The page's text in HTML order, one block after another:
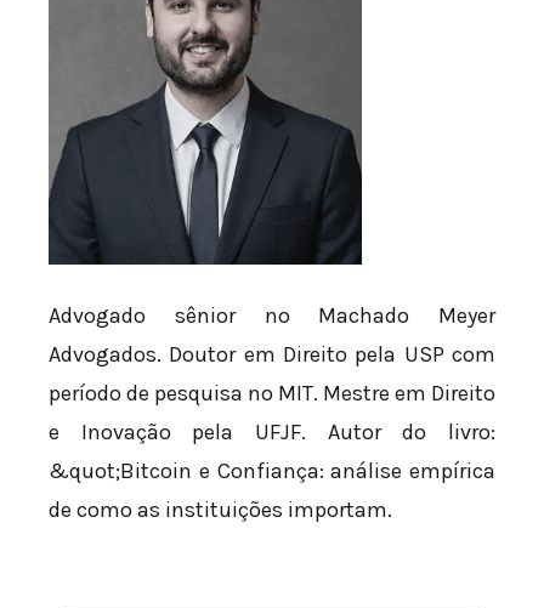
Advogado sênior no Machado Meyer
Advogados. Doutor em Direito pela USP com
período de pesquisa no MIT. Mestre em Direito
e Inovação pela UFJF. Autor do livro:
&quot;Bitcoin e Confiança: análise empírica
de como as instituições importam.